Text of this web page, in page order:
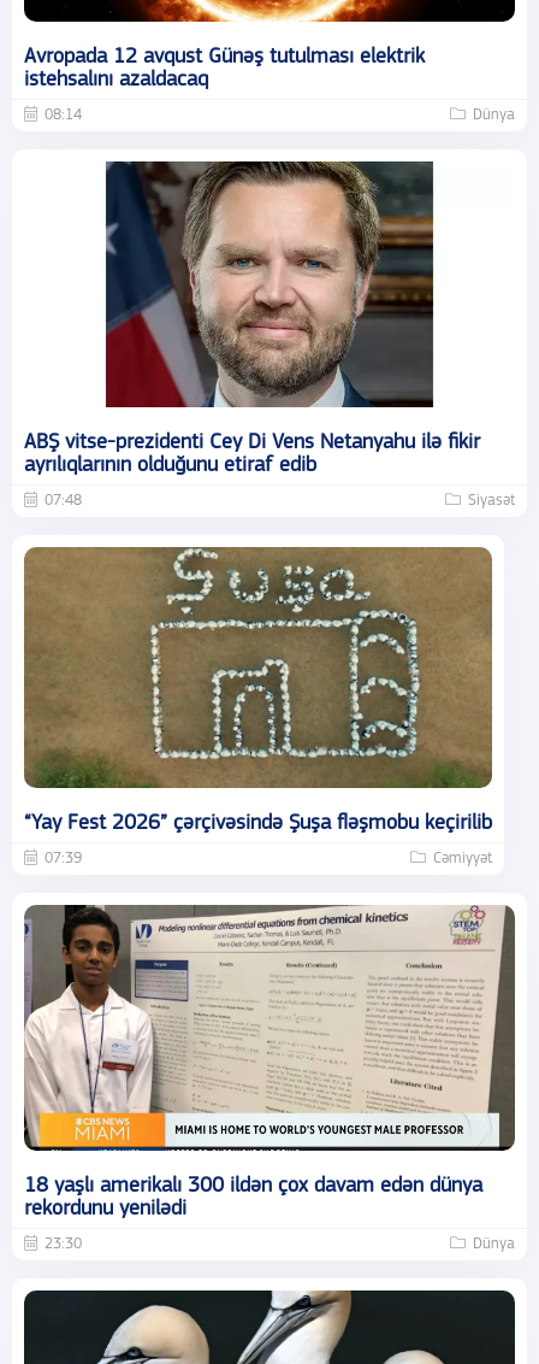
Avropada 12 avqust Günəş tutulması elektrik
istehsalını azaldacaq
08:14 Dünya
ABŞ vitse-prezidenti Cey Di Vens Netanyahu ilə fikir
ayrılıqlarının olduğunu etiraf edib
07:48 Siyasət
“Yay Fest 2026” çərçivəsində Şuşa fləşmobu keçirilib
07:39 Cəmiyyət
18 yaşlı amerikalı 300 ildən çox davam edən dünya
rekordunu yenilədi
23:30 Dünya